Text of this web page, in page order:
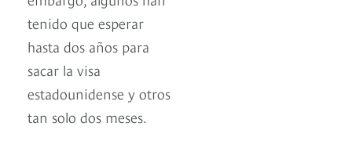
tenido que esperar
hasta dos años para
sacar la visa
estadounidense y otros
tan solo dos meses.